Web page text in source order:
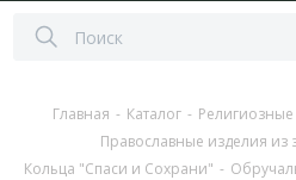
Главная - Каталог -
Православные изделия из
Кольца "Спаси и Сохрани" -